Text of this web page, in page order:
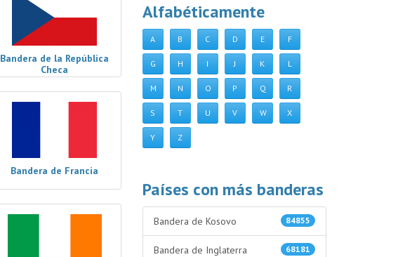
Bandera de la República
Checa
Bandera de Francia
Alfabéticamente
A B C D E F
G H I J K L
M N O P Q R
S T U V W X
Y Z
Países con más banderas
84855
Bandera de Kosovo
68181
Bandera de Inglaterra